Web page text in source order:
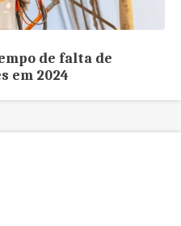
de falta de
em 2024